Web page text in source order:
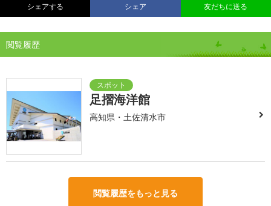
シェアする シェア 友だちに送る
閲覧履歴
足摺海洋館
高知県・土佐清水市
閲覧履歴をもっと見る